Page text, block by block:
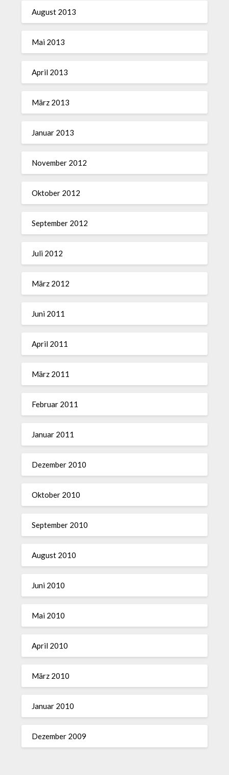
August 2013
Mai 2013
April 2013
März 2013
Januar 2013
November 2012
Oktober 2012
September 2012
Juli 2012
März 2012
Juni 2011
April 2011
März 2011
Februar 2011
Januar 2011
Dezember 2010
Oktober 2010
September 2010
August 2010
Juni 2010
Mai 2010
April 2010
März 2010
Januar 2010
Dezember 2009